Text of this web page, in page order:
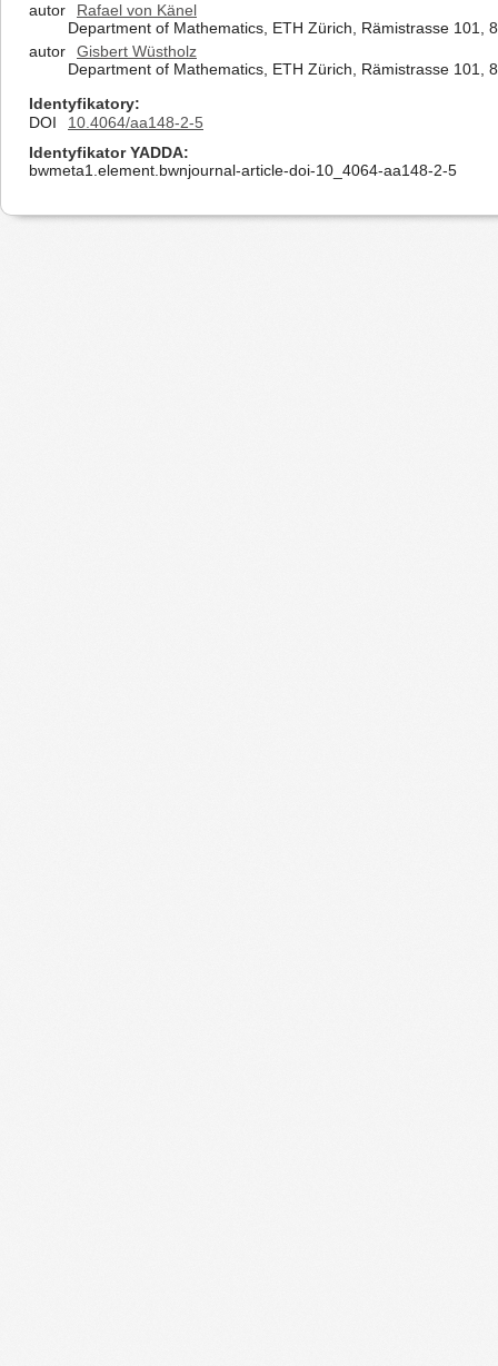
autor
Rafael von Känel
Department of Mathematics, ETH Zürich, Rämistrasse 101,
autor
Gisbert Wüstholz
Department of Mathematics, ETH Zürich, Rämistrasse 101,
Identyfikatory
DOI
10.4064/aa148-2-5
Identyfikator YADDA
bwmeta1.element.bwnjournal-article-doi-10_4064-aa148-2-5